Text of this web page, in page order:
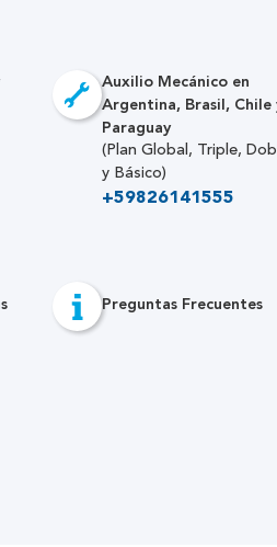
Auxilio Mecánico en
Argentina, Brasil, Chile
Paraguay
(Plan Global, Triple,
y Básico)
+59826141555
Preguntas Frecuentes